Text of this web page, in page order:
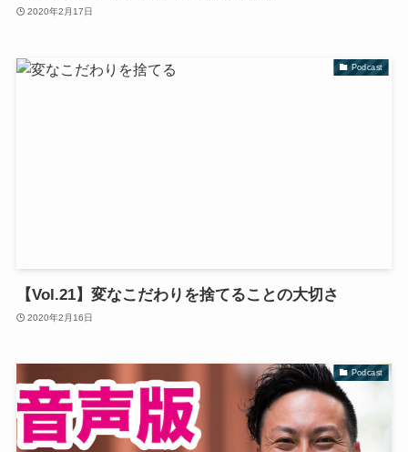
2020年2月17日
Podcast
【Vol.21】変なこだわりを捨てることの大切さ
2020年2月16日
Podcast